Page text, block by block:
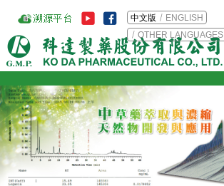
中文版
ENGLISH
OTHER LANGUAGES